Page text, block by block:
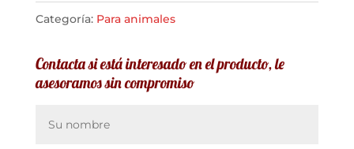
Categoría: Para animales
Contacta si está interesado en el producto, le
asesoramos sin compromiso